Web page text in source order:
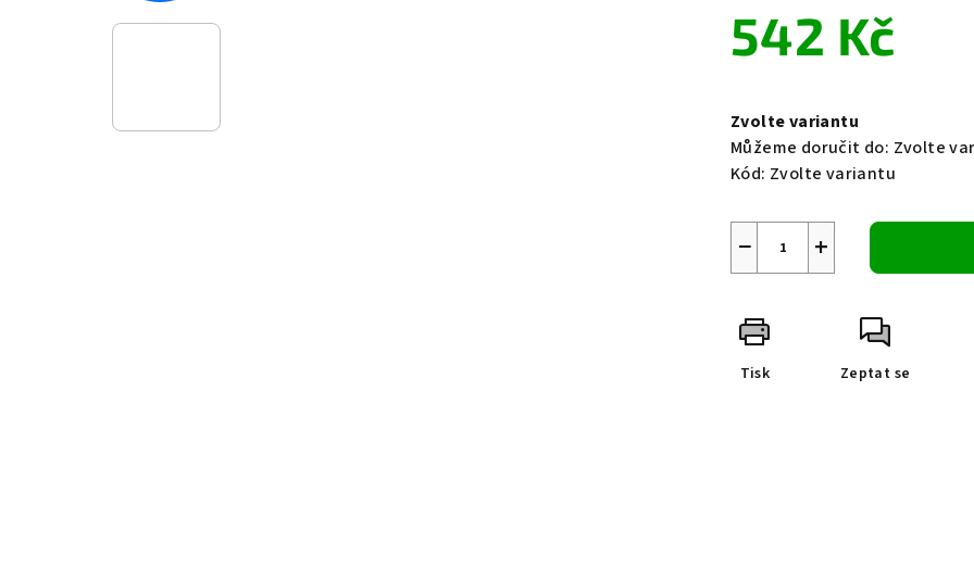
542 Kč
cena:
Zvolte variantu
Můžeme doručit do: Zvolte
Kód: Zvolte variantu
+
−
Tisk Zeptat se